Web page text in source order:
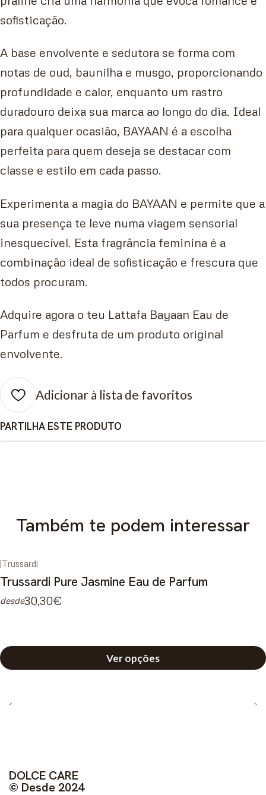
sofisticação.
A base envolvente e sedutora se forma com
notas de oud, baunilha e musgo, proporcionando
profundidade e calor, enquanto um rastro
duradouro deixa sua marca ao longo do dia. Ideal
para qualquer ocasião, BAYAAN é a escolha
perfeita para quem deseja se destacar com
classe e estilo em cada passo.
Experimenta a magia do BAYAAN e permite que a
sua presença te leve numa viagem sensorial
inesquecível. Esta fragrância feminina é a
combinação ideal de sofisticação e frescura que
todos procuram.
Adquire agora o teu Lattafa Bayaan Eau de
Parfum e desfruta de um produto original
envolvente.
Adicionar à lista de favoritos
PARTILHA ESTE PRODUTO
Também te podem interessar
|Trussardi
Trussardi Pure Jasmine Eau de Parfum
desde30,30€
Ver opções
DOLCE CARE
© Desde 2024